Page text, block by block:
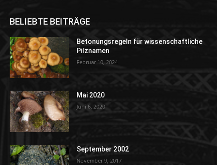
BELIEBTE BEITRÄGE
Betonungsregeln für wissenschaftliche
Pilznamen
Februar 10, 2024
Mai 2020
Juni 6, 2020
September 2002
November 9, 2017